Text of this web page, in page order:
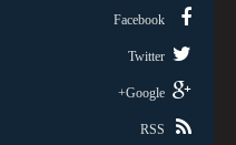
Facebook
Twitter
Google+
RSS